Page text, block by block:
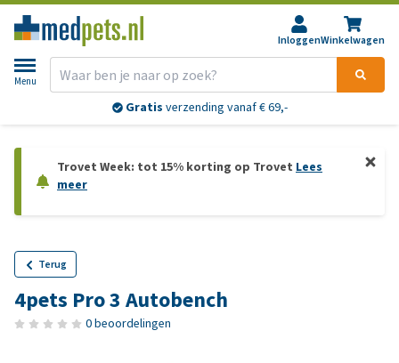
InloggenWinkelwagen
Menu
Gratis verzending vanaf € 69,-
Trovet Week: tot 15% korting op Trovet Lees
meer
Terug
4pets Pro 3 Autobench
0 beoordelingen